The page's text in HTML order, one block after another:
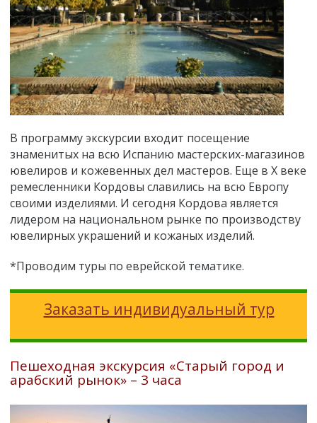
В программу экскурсии входит посещение
знаменитых на всю Испанию мастерских-магазинов
ювелиров и кожевенных дел мастеров. Еще в X веке
ремесленники Кордовы славились на всю Европу
своими изделиями. И сегодня Кордова является
лидером на национальном рынке по производству
ювелирных украшений и кожаных изделий.
*Проводим туры по еврейской тематике.
Заказать индивидуальный тур
Пешеходная экскурсия «Старый город и
арабский рынок» – 3 часа